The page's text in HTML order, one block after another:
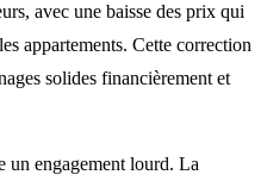
avec une baisse des prix qui
appartements. Cette correction
solides financièrement et
un engagement lourd. La